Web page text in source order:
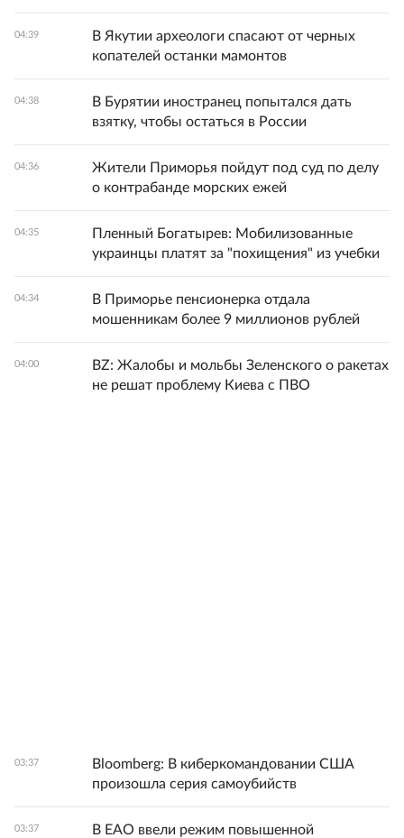
04:39
В Якутии археологи спасают от черных
копателей останки мамонтов
04:38
В Бурятии иностранец попытался дать
взятку, чтобы остаться в России
04:36
Жители Приморья пойдут под суд по делу
о контрабанде морских ежей
04:35
Пленный Богатырев: Мобилизованные
украинцы платят за "похищения" из учебки
04:34
В Приморье пенсионерка отдала
мошенникам более 9 миллионов рублей
04:00
BZ: Жалобы и мольбы Зеленского о ракетах
не решат проблему Киева с ПВО
03:37
Bloomberg: В киберкомандовании США
произошла серия самоубийств
03:37
В ЕАО ввели режим повышенной